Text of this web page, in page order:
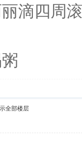
滴四周
全部楼层